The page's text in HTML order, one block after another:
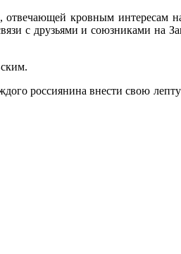
кров­ным интересам
с друзьями и союзниками на
рос­сиянина внести свою